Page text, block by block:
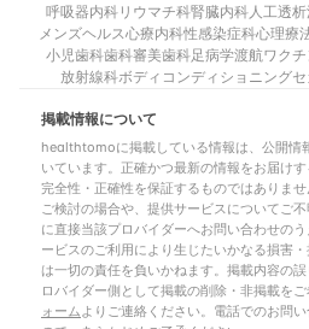
呼吸器内科 リウマチ科腎臓内科人工透析
メンズヘルス心療内科性感染症科心理療
小児歯科歯科審美歯科足病学渡航ワクチ
放射線科ボディコンディショニング
掲載情報について
healthtomoに掲載している情報は、公開情
いています。正確かつ最新の情報をお届け
完全性・正確性を保証するものではありま
ご検討の場合や、提供サービスについてご
に直接当該プロバイダーへお問い合わせの
ービスのご利用により生じたいかなる損害
は一切の責任を負いかねます。掲載内容の
ロバイダー側として掲載の削除・非掲載をご
ォームよりご連絡ください。電話でのお問